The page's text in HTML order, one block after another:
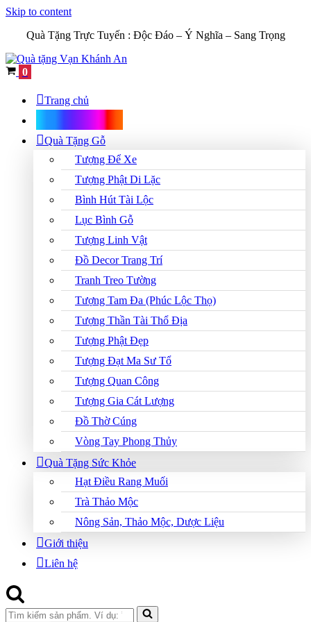
Skip to content
Quà Tặng Trực Tuyến : Độc Đáo – Ý Nghĩa – Sang Trọng
Cart
0
Trang chủ
Quà Tặng Gỗ
Tượng Để Xe
Tượng Phật Di Lặc
Bình Hút Tài Lộc
Lục Bình Gỗ
Tượng Linh Vật
Đồ Decor Trang Trí
Tranh Treo Tường
Tượng Tam Đa (Phúc Lộc Thọ)
Tượng Thần Tài Thổ Địa
Tượng Phật Đẹp
Tượng Đạt Ma Sư Tổ
Tượng Quan Công
Tượng Gia Cát Lượng
Đồ Thờ Cúng
Vòng Tay Phong Thủy
Quà Tặng Sức Khỏe
Hạt Điều Rang Muối
Trà Thảo Mộc
Nông Sản, Thảo Mộc, Dược Liệu
Giới thiệu
Liên hệ
Search